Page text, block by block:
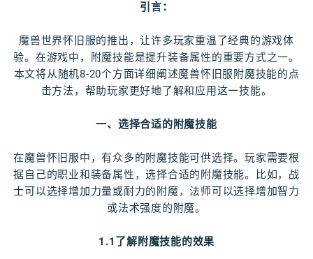
引言：
魔兽世界怀旧服的推出，让许多玩家重温了经典的游戏体
验。在游戏中，附魔技能是提升装备属性的重要方式之一。
本文将从随机8-20个方面详细阐述魔兽怀旧服附魔技能的点
击方法，帮助玩家更好地了解和应用这一技能。
一、选择合适的附魔技能
在魔兽怀旧服中，有众多的附魔技能可供选择。玩家需要根
据自己的职业和装备属性，选择合适的附魔技能。比如，战
士可以选择增加力量或耐力的附魔，法师可以选择增加智力
或法术强度的附魔。
1.1了解附魔技能的效果